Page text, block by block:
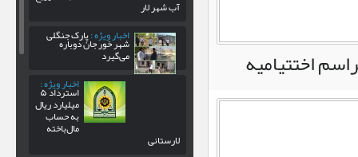
اختتیامیه
آب شهر لار
اخبار ویژه :پارک جنگلی
شهر خور جان دوباره
می‌گیرد
اخبار ویژه :
استرداد ۵
میلیارد ریال
به حساب
مال‌باخته لارستانی